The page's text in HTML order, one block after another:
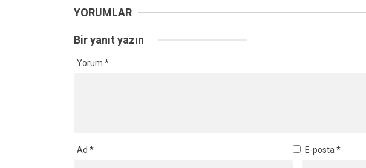
YORUMLAR
Bir yanıt yazın
Yorum *
Ad * E-posta*